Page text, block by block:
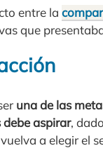
entre la
que
una de las
aspirar,
a elegir el